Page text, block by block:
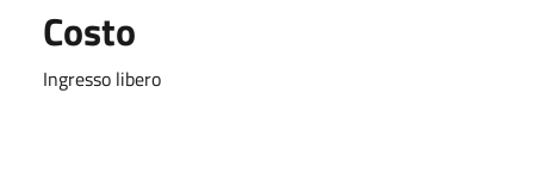
Costo
Ingresso libero